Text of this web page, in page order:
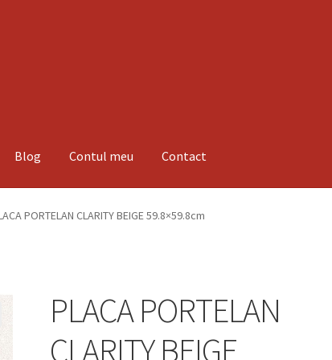
Blog Contul meu Contact
noiInformatii Magazin Plată
PORTELAN CLARITY BEIGE 59.8×59.8cm
PLACA PORTELAN
CLARITY BEIGE